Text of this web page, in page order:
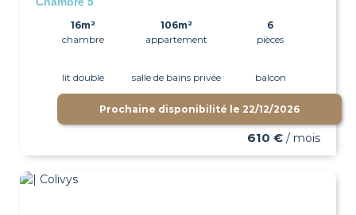
16m²
chambre
106m²
appartement
6
pièces
lit double salle de bains privée balcon
Prochaine disponibilité le 22/12/2026
610 € / mois